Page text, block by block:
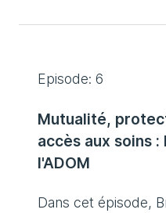
Episode: 6
Mutualité,
accès aux soins
l'ADOM
Dans cet épisode,